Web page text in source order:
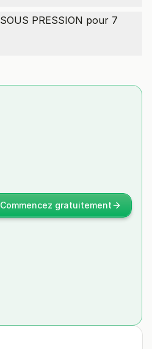
PRESSION pour 7
Commencez gratuitement